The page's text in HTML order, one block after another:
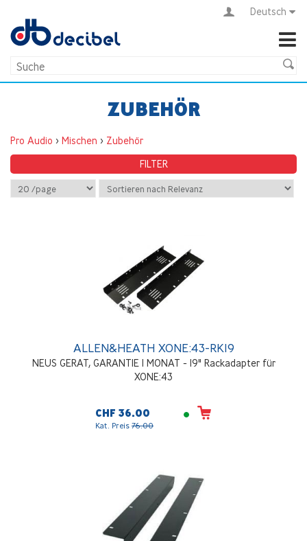
Deutsch
ZUBEHÖR
Pro Audio > Mischen > Zubehör
FILTER
ALLEN&HEATH XONE:43-RK19
NEUS GERAT, GARANTIE 1 MONAT - 19" Rackadapter für
XONE:43
CHF 36.00
Kat. Preis 76.00